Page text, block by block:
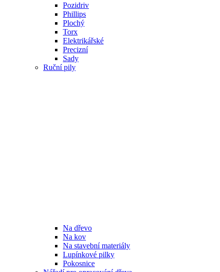
Pozidriv
Phillips
Plochý
Torx
Elektrikářské
Precizní
Sady
Ruční pily
Na dřevo
Na kov
Na stavební materiály
Lupínkové pilky
Pokosnice